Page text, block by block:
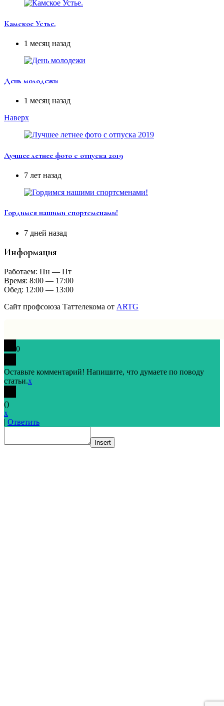
Камское Устье.
1 месяц назад
День молодежи
1 месяц назад
Наверх
Лучшее летнее фото с отпуска 2019
7 лет назад
Гордимся нашими спортсменами!
7 дней назад
Информация
Работаем: Пн — Пт
Время: 8:00 — 17:00
Обед: 12:00 — 13:00
Сайт профсоюза Таттелекома от ARTG
0
Оставьте комментарий! Напишите, что думаете по поводу
статьи.x
()
x
| Ответить
Insert